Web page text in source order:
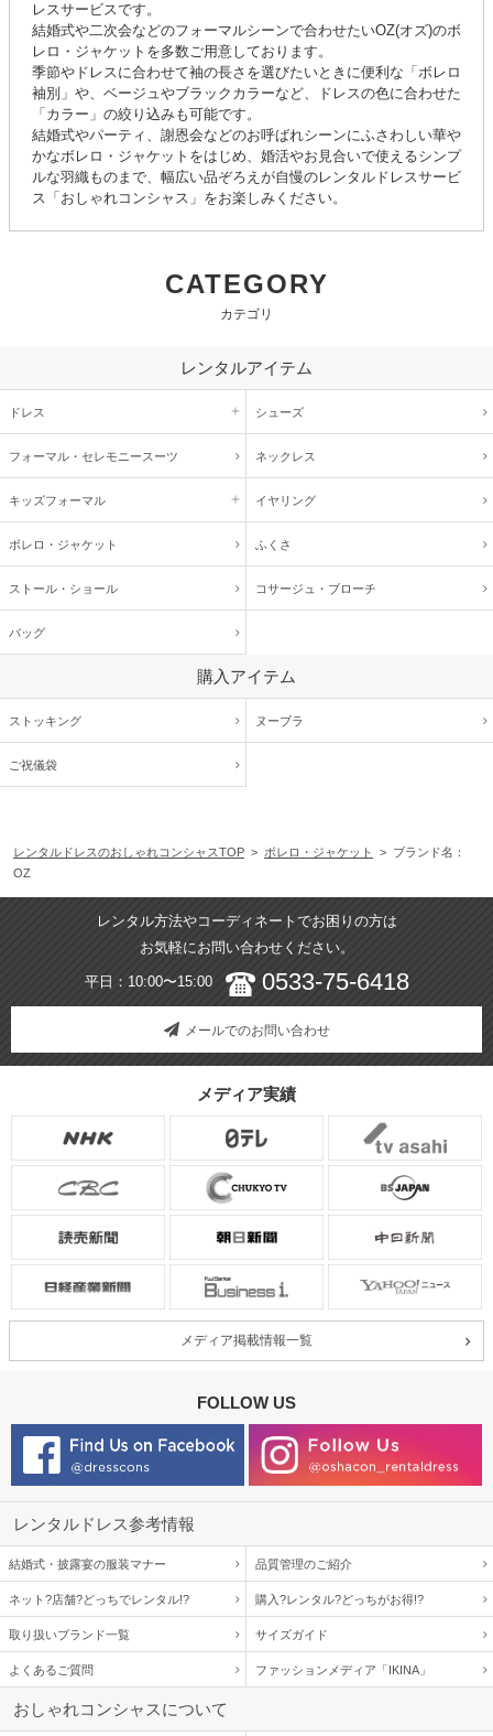
レスサービスです。
結婚式や二次会などのフォーマルシーンで合わせたいOZ(オズ)のボ
レロ・ジャケットを多数ご用意しております。
季節やドレスに合わせて袖の長さを選びたいときに便利な「ボレロ
袖別」や、ベージュやブラックカラーなど、ドレスの色に合わせた
「カラー」の絞り込みも可能です。
結婚式やパーティ、謝恩会などのお呼ばれシーンにふさわしい華や
かなボレロ・ジャケットをはじめ、婚活やお見合いで使えるシンプ
ルな羽織ものまで、幅広い品ぞろえが自慢のレンタルドレスサービ
ス「おしゃれコンシャス」をお楽しみください。
CATEGORY
カテゴリ
レンタルアイテム
ドレス シューズ
フォーマル・ セレモニースーツ ネックレス
キッズフォーマル イヤリング
ボレロ・ジャケット ふくさ
ストール・ショール コサージュ・ ブローチ
バッグ
購入アイテム
ストッキング ヌーブラ
ご祝儀袋
レンタルドレスのおしゃれコンシャスTOP > ボレロ・ジャケット
> ブランド名：
OZ
レンタル方法やコーディネートでお困りの方は
お気軽にお問い合わせください。
平日：10:00〜15:00 0533-75-6418
メールでのお問い合わせ
メディア実績
メディア掲載情報一覧
FOLLOW US
レンタルドレス参考情報
結婚式・披露宴の服装マナー 品質管理のご紹介
ネット?店舗?どっちでレンタル!? 購入?レンタル?どっちがお得!?
取り扱いブランド一覧 サイズガイド
よくあるご質問 ファッションメディア「IKINA」
おしゃれコンシャスについて